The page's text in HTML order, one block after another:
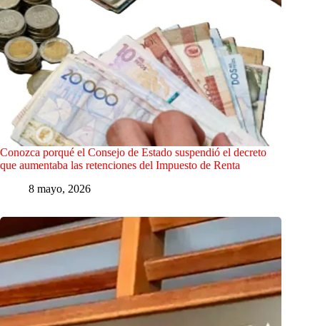
Conozca porqué el Consejo de Estado suspendió el decreto
que aumentaba las retenciones del Impuesto de Renta
8 mayo, 2026